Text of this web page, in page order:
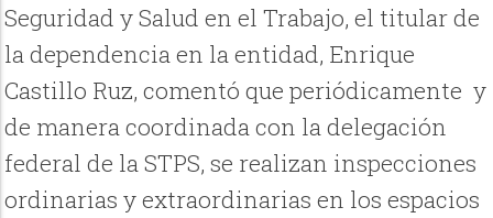
Seguridad y Salud en el Trabajo, el titular de
la dependencia en la entidad, Enrique
Castillo Ruz, comentó que periódicamente y
de manera coordinada con la delegación
federal de la STPS, se realizan inspecciones
ordinarias y extraordinarias en los espacios